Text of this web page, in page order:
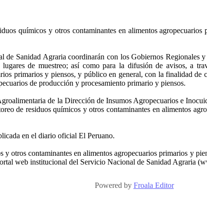
químicos y otros contaminantes en alimentos
Sanidad Agraria coordinarán con los Gobiernos Regionales
de muestreo; así como para la difusión de avisos, a
primarios y piensos, y público en general, con la finalidad
de producción y procesamiento primario y piensos.
de la Dirección de Insumos Agropecuarios e
de residuos químicos y otros contaminantes en alimentos
en el diario oficial El Peruano.
otros contaminantes en alimentos agropecuarios primarios y
web institucional del Servicio Nacional de Sanidad Agraria
Powered by Froala Editor